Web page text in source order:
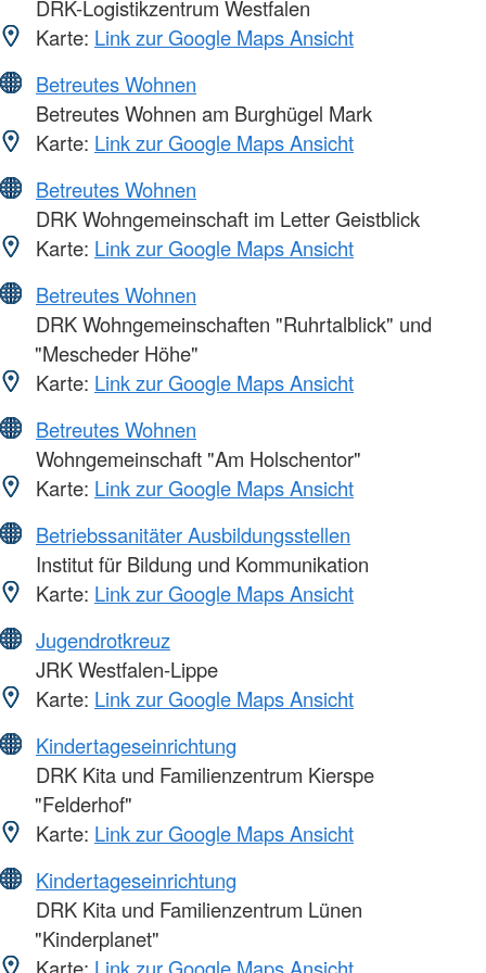
DRK-Logistikzentrum Westfalen
Karte: Link zur Google Maps Ansicht
Betreutes Wohnen
Betreutes Wohnen am Burghügel Mark
Karte: Link zur Google Maps Ansicht
Betreutes Wohnen
DRK Wohngemeinschaft im Letter Geistblick
Karte: Link zur Google Maps Ansicht
Betreutes Wohnen
DRK Wohngemeinschaften "Ruhrtalblick" und
"Mescheder Höhe"
Karte: Link zur Google Maps Ansicht
Betreutes Wohnen
Wohngemeinschaft "Am Holschentor"
Karte: Link zur Google Maps Ansicht
Betriebssanitäter Ausbildungsstellen
Institut für Bildung und Kommunikation
Karte: Link zur Google Maps Ansicht
Jugendrotkreuz
JRK Westfalen-Lippe
Karte: Link zur Google Maps Ansicht
Kindertageseinrichtung
DRK Kita und Familienzentrum Kierspe
"Felderhof"
Karte: Link zur Google Maps Ansicht
Kindertageseinrichtung
DRK Kita und Familienzentrum Lünen
"Kinderplanet"